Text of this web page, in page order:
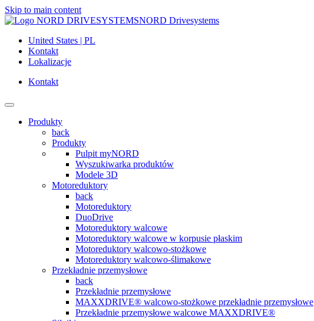
Skip to main content
NORD Drivesystems
United States | PL
Kontakt
Lokalizacje
Kontakt
Produkty
back
Produkty
Pulpit myNORD
Wyszukiwarka produktów
Modele 3D
Motoreduktory
back
Motoreduktory
DuoDrive
Motoreduktory walcowe
Motoreduktory walcowe w korpusie płaskim
Motoreduktory walcowo-stożkowe
Motoreduktory walcowo-ślimakowe
Przekładnie przemysłowe
back
Przekładnie przemysłowe
MAXXDRIVE® walcowo-stożkowe przekładnie przemysłowe
Przekładnie przemysłowe walcowe MAXXDRIVE®